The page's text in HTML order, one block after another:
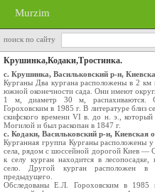
Murzim
поиск по сайту
Крушинка,Кодаки,Тростинка.
с. Крушинка, Васильковский р-н,
Курганы Два кургана расположены в 2 км
южной оконечности сада. Они имеют
1 м, диаметр 30 м, распахиваются.
Гороховским в 1985 г. В литературе близ
скифского времени VІ в. до н. э., который
Могилой и был раскопан в 1847 г.
с. Кодаки, Васильковский р-н, Киевская
Курганная группа Курганы расположены
села, рядом с шоссейной дорогой Киев —
к селу курган находится в лесопосадке,
село. Другой курган расположен в
предыдущего.
Обследованы Е.Л. Гороховским в 1985